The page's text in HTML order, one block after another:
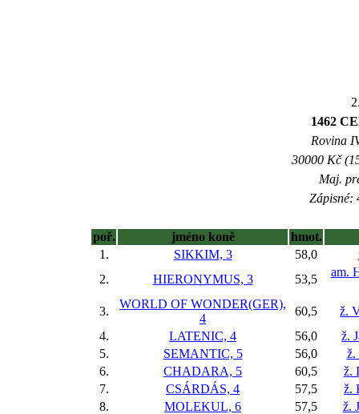
1462
Rovina
30000 Kč
Maj.
Zápisné:
poř. jméno koně
hmot.
1.
SIKKIM, 3 58,0
2.
HIERONYMUS, 3 53,5
am.
3.
WORLD OF WONDER(GER),
4
60,5
ž.
4.
LATENIC, 4 56,0
ž.
5.
SEMANTIC, 5 56,0
ž.
6.
CHADARA, 5 60,5
ž.
7.
CSÁRDÁS, 4 57,5
ž.
8.
MOLEKUL, 6 57,5
ž.